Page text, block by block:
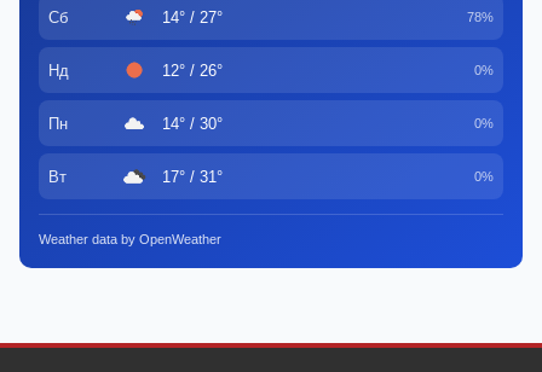
Сб 14° / 27° 78%
Нд 12° / 26° 0%
Пн 14° / 30° 0%
Вт 17° / 31° 0%
Weather data by OpenWeather